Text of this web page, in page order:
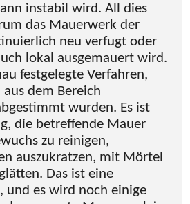
instabil wird. All dies
das Mauerwerk der
neu verfugt oder
lokal ausgemauert wird.
festgelegte Verfahren,
dem Bereich
wurden. Es ist
die betreffende Mauer
zu reinigen,
auszukratzen, mit Mörtel
Das ist eine
und es wird noch einige